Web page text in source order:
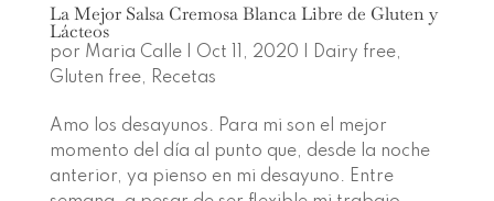
La Mejor Salsa Cremosa Blanca Libre de Gluten y
Lácteos
por Maria Calle| Oct 11, 2020 Dairy free,
Gluten free, Recetas
Amo los desayunos. Para mi son el mejor
momento del día al punto que, desde la noche
anterior, ya pienso en mi desayuno. Entre